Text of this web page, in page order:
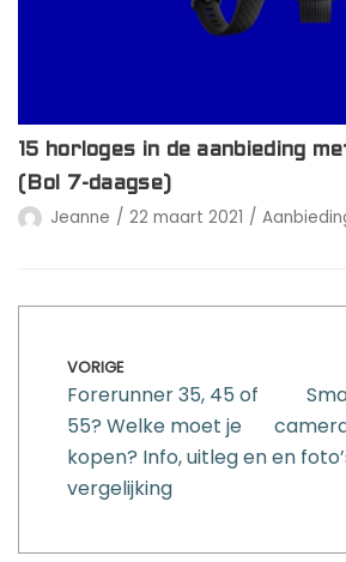
15 horloges in de aanbieding
(Bol 7-daagse)
Jeanne 22 maart 2021
VORIGE
Forerunner 35, 45 of
55? Welke moet je
kopen? Info, uitleg en
vergelijking
en